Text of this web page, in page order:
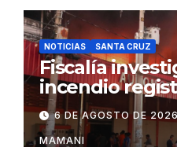
NOTICIAS SANTA CRUZ
Fiscalía
incendio
feria Barrio
6 DE AGOSTO DE 2026
MAMANI